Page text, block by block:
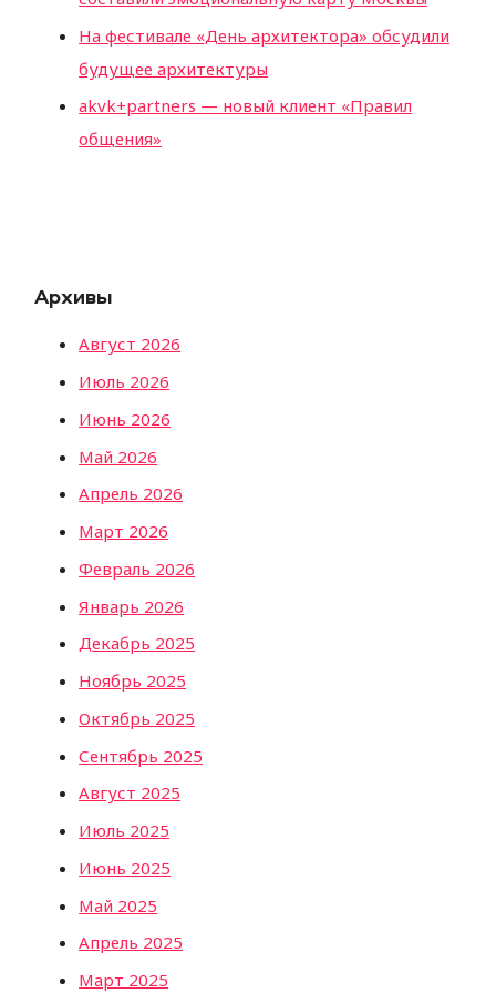
На фестивале «День архитектора» обсудили
будущее архитектуры
akvk+partners — новый клиент «Правил
общения»
Архивы
Август 2026
Июль 2026
Июнь 2026
Май 2026
Апрель 2026
Март 2026
Февраль 2026
Январь 2026
Декабрь 2025
Ноябрь 2025
Октябрь 2025
Сентябрь 2025
Август 2025
Июль 2025
Июнь 2025
Май 2025
Апрель 2025
Март 2025